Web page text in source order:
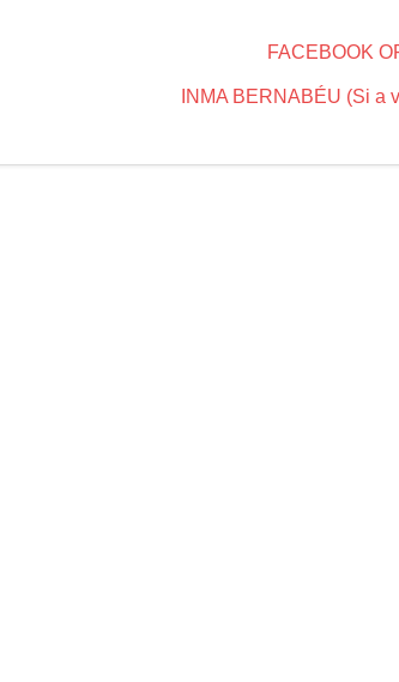
FACEBOOK
INMA BERNABÉU (Si a